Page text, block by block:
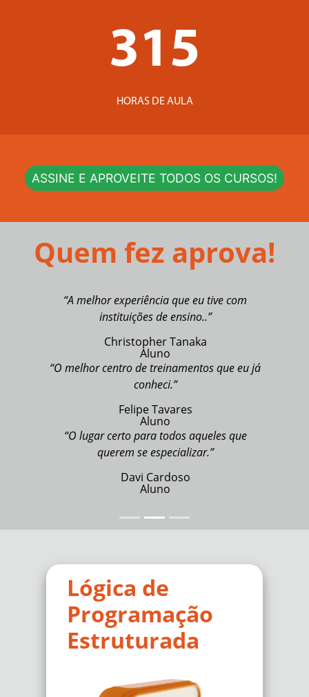
315
HORAS DE AULA
ASSINE E APROVEITE TODOS OS CURSOS!
Quem fez aprova!
“A melhor experiência que eu tive com
instituições de ensino..”
Christopher Tanaka
Aluno
“O melhor centro de treinamentos que eu já
conheci.”
Felipe Tavares
Aluno
“O lugar certo para todos aqueles que
querem se especializar.”
Davi Cardoso
Aluno
Lógica de
Programação
Estruturada